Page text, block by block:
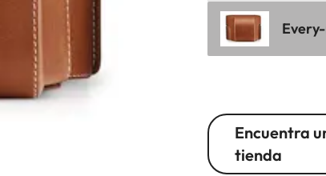
Encuentra
tienda